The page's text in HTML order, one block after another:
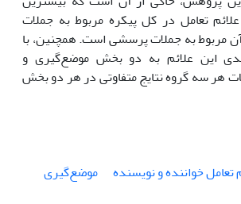
تعامل در کل پیکره مربوط به جملات
مربوط به جملات پرسشی است. همچنین، با
این علائم به دو بخش موضع‌گیری و
هر سه گروه نتایج متفاوتی در هر دو بخش
تعامل خواننده و نویسنده
موضع‌گیری